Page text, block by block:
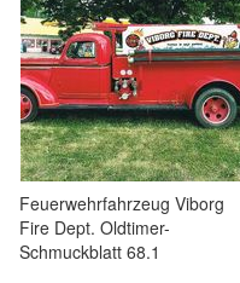
Feuerwehrfahrzeug Viborg
Fire Dept. Oldtimer-
Schmuckblatt 68.1